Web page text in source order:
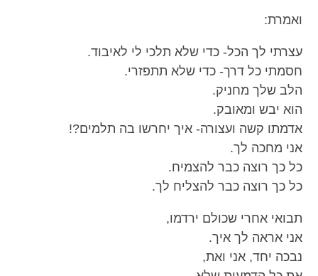
ואמרת:
עצרתי לך הכל- כדי שלא תלכי לי לאיבוד.
חסמתי כל דרך- כדי שלא תתפזרי.
הלב שלך מחניק.
הוא יבש ומאובק.
אדמתו קשה ועצורה- איך יחרשו בה תלמים?!
אני מחכה לך.
כל כך רוצה כבר להצמיח.
כל כך רוצה כבר להצליח לך.
תבואי אחרי שכולם ירדמו,
אני אראה לך איך.
נבכה יחד, אני ואת,